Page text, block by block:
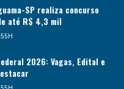
SP realiza concurso
até R$ 4,3 mil
2026: Vagas, Edital e